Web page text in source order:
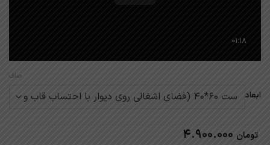
ابعاد
صاف
تومان 4.900.000